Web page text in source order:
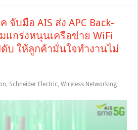
จับมือ AIS ส่ง APC Back-
มแกร่งหนุนเครือข่าย WiFi
บ ให้ลูกค้ามั่นใจทำงานไม่
, Schneider Electric,Wireless Networking